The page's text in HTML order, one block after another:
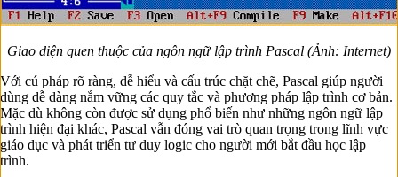
Giao diện quen thuộc của ngôn ngữ lập trình Pascal (Ảnh: Internet)
Với cú pháp rõ ràng, dễ hiểu và cấu trúc chặt chẽ, Pascal giúp người
dùng dễ dàng nắm vững các quy tắc và phương pháp lập trình cơ bản.
Mặc dù không còn được sử dụng phổ biến như những ngôn ngữ lập
trình hiện đại khác, Pascal vẫn đóng vai trò quan trọng trong lĩnh vực
giáo dục và phát triển tư duy logic cho người mới bắt đầu học lập
trình.